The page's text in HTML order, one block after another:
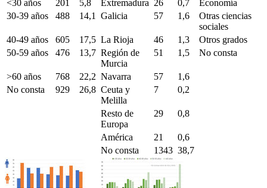
<30 años 201 5,8 Extremadura 26 0,7
Economía
30-39 años
488 14,1 Galicia 57 1,6
Otras ciencias
sociales
40-49 años
605 17,5 La Rioja 46 1,3
Otros grados
50-59 años
476 13,7 Región de
Murcia
51 1,5 No consta
>60 años 768 22,2 Navarra 57
1,6
No consta
929 26,8 Ceuta y
Melilla
7 0,2
Resto de
Europa
29 0,8
América 21
0,6
No consta
1343 38,7